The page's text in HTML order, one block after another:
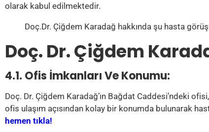
olarak kabul edilmektedir.
Doç.Dr. Çiğdem Karadağ hakkında şu hasta
Doç. Dr. Çiğdem
4.1. Ofis İmkanları Ve Konumu:
Doç. Dr. Çiğdem Karadağ’ın Bağdat Caddesi’ndeki
ofis ulaşım açısından kolay bir konumda bulunarak
hemen tıkla!